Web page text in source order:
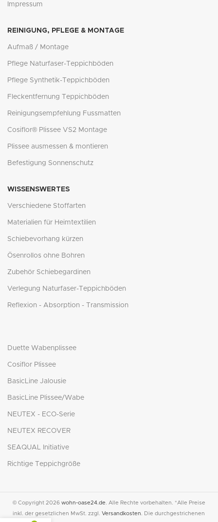
Impressum
REINIGUNG, PFLEGE & MONTAGE
Aufmaß / Montage
Pflege Naturfaser-Teppichböden
Pflege Synthetik-Teppichböden
Fleckentfernung Teppichböden
Reinigungsempfehlung Fussmatten
Cosiflor® Plissee VS2 Montage
Plissee ausmessen & montieren
Befestigung Sonnenschutz
WISSENSWERTES
Verschiedene Stoffarten
Materialien für Heimtextilien
Schiebevorhang kürzen
Ösenrollos ohne Bohren
Zubehör Schiebegardinen
Verlegung Naturfaser-Teppichböden
Reflexion - Absorption - Transmission
Duette Wabenplissee
Cosiflor Plissee
BasicLine Jalousie
BasicLine Plissee/Wabe
NEUTEX - ECO-Serie
NEUTEX RECOVER
SEAQUAL Initiative
Richtige Teppichgröße
© Copyright 2026 wohn-oase24.de . Alle Rechte vorbehalten. *Alle Preise
inkl. der gesetzlichen MwSt. zzgl.Versandkosten
. Die durchgestrichenen